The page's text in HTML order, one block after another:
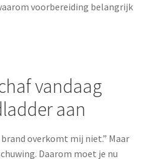
voorbereiding belangrijk
vandaag
aan
brand overkomt mij niet.” Maar
Daarom moet je nu